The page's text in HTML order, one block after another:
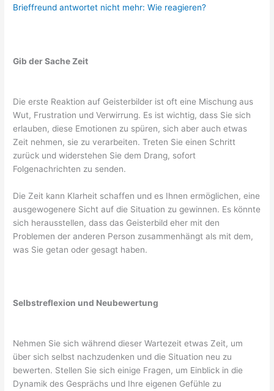
Brieffreund antwortet nicht mehr: Wie reagieren?
Gib der Sache Zeit
Die erste Reaktion auf Geisterbilder ist oft eine Mischung aus
Wut, Frustration und Verwirrung. Es ist wichtig, dass Sie sich
erlauben, diese Emotionen zu spüren, sich aber auch etwas
Zeit nehmen, sie zu verarbeiten. Treten Sie einen Schritt
zurück und widerstehen Sie dem Drang, sofort
Folgenachrichten zu senden.
Die Zeit kann Klarheit schaffen und es Ihnen ermöglichen, eine
ausgewogenere Sicht auf die Situation zu gewinnen. Es könnte
sich herausstellen, dass das Geisterbild eher mit den
Problemen der anderen Person zusammenhängt als mit dem,
was Sie getan oder gesagt haben.
Selbstreflexion und Neubewertung
Nehmen Sie sich während dieser Wartezeit etwas Zeit, um
über sich selbst nachzudenken und die Situation neu zu
bewerten. Stellen Sie sich einige Fragen, um Einblick in die
Dynamik des Gesprächs und Ihre eigenen Gefühle zu